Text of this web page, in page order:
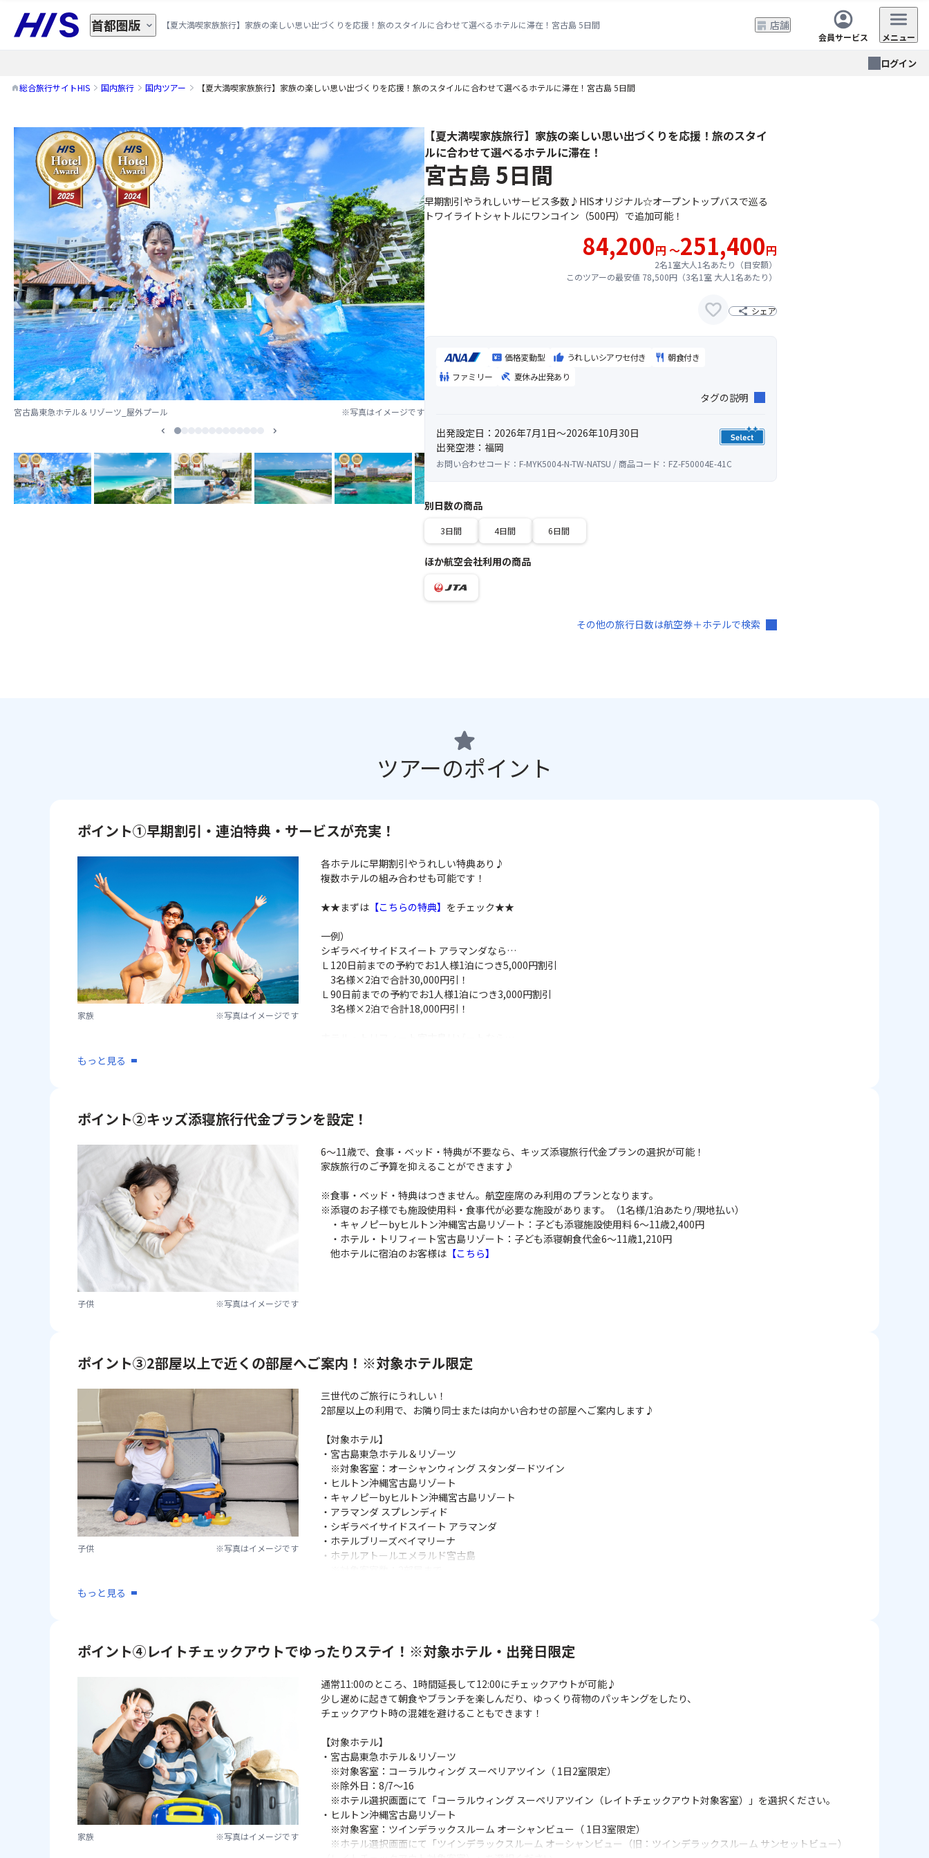
【夏大満喫家族旅行】家族の楽しい思い出づくりを応援！旅のスタイルに合わせて選べるホテルに滞在！宮古島 5日間
首都圏版 店舗
会員サービス メニュー
ログイン
総合旅行サイトHIS 国内旅行 国内ツアー 【夏大満喫家族旅行】家族の楽しい思い出づくりを応援！旅のスタイルに合わせて選べるホテルに滞在！宮古島 5日間
宮古島東急ホテル＆リゾーツ_屋外プール ※写真はイメージです
【夏大満喫家族旅行】家族の楽しい思い出づくりを応援！旅のスタイ
ルに合わせて選べるホテルに滞在！
宮古島 5日間
早期割引やうれしいサービス多数♪HISオリジナル☆オープントップバスで巡る
トワイライトシャトルにワンコイン（500円）で追加可能！
84,200円 ～251,400円
2名1室大人1名あたり（目安額）
このツアーの最安値 78,500円（3名1室 大人1名あたり）
シェア
価格変動型 うれしいシアワセ付き
朝食付き
ファミリー
夏休み出発あり
タグの説明
出発設定日：2026年7月1日～2026年10月30日
出発空港：福岡
お問い合わせコード：F-MYK5004-N-TW-NATSU / 商品コード：FZ-F50004E-41C
別日数の商品
3日間 4日間 6日間
ほか航空会社利用の商品
その他の旅行日数は航空券＋ホテルで検索
ツアーのポイント
ポイント①早期割引・連泊特典・サービスが充実！
家族 ※写真はイメージです
各ホテルに早期割引やうれしい特典あり♪
複数ホテルの組み合わせも可能です！
★★まずは 【こちらの特典】 をチェック★★
一例）
シギラベイサイドスイート アラマンダなら…
Ｌ120日前までの予約でお1人様1泊につき5,000円割引
3名様×2泊で合計30,000円引！
Ｌ90日前までの予約でお1人様1泊につき3,000円割引
3名様×2泊で合計18,000円引！
もっと見る
ポイント②キッズ添寝旅行代金プランを設定！
子供 ※写真はイメージです
6～11歳で、食事・ベッド・特典が不要なら、キッズ添寝旅行代金プランの選択が可能！
家族旅行のご予算を抑えることができます♪
※食事・ベッド・特典はつきません。航空座席のみ利用のプランとなります。
※添寝のお子様でも施設使用料・食事代が必要な施設があります。（1名様/1泊あたり/現地払い）
・キャノピーbyヒルトン沖縄宮古島リゾート：子ども添寝施設使用料 6～11歳2,400円
・ホテル・トリフィート宮古島リゾート：子ども添寝朝食代金6～11歳1,210円
他ホテルに宿泊のお客様は 【こちら】
ポイント③2部屋以上で近くの部屋へご案内！※対象ホテル限定
子供 ※写真はイメージです
三世代のご旅行にうれしい！
2部屋以上の利用で、お隣り同士または向かい合わせの部屋へご案内します♪
【対象ホテル】
・宮古島東急ホテル＆リゾーツ
※対象客室：オーシャンウィング スタンダードツイン
・ヒルトン沖縄宮古島リゾート
・キャノピーbyヒルトン沖縄宮古島リゾート
・アラマンダ スプレンディド
・シギラベイサイドスイート アラマンダ
・ホテルブリーズベイマリーナ
・ホテルアトールエメラルド宮古島
※客室の利用人数の組み合わせにより、ご用意できない場合があります。
もっと見る
ポイント④レイトチェックアウトでゆったりステイ！※対象ホテル・出発日限定
家族 ※写真はイメージです
通常11:00のところ、1時間延長して12:00にチェックアウトが可能♪
少し遅めに起きて朝食やブランチを楽しんだり、ゆっくり荷物のパッキングをしたり、
チェックアウト時の混雑を避けることもできます！
【対象ホテル】
・宮古島東急ホテル＆リゾーツ
※対象客室：コーラルウィング スーペリアツイン（ 1日2室限定）
※除外日：8/7～16
※ホテル選択画面にて「コーラルウィング スーペリアツイン（レイトチェックアウト対象客室）」を選択ください。
・ヒルトン沖縄宮古島リゾート
※対象客室：ツインデラックスルーム オーシャンビュー（ 1日3室限定）
※ホテル選択画面にて「ツインデラックスルーム オーシャンビュー（旧：ツインデラックスルーム サンセットビュー）